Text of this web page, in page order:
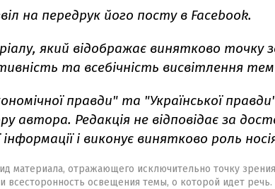
на передрук його посту в Facebook.
який відображає винятково точку
та всебічність висвітлення
правди" та "Української
автора. Редакція не відповідає за
і виконує винятково роль
материала, отражающего исключительно точку
всесторонность освещения темы, о которой идет